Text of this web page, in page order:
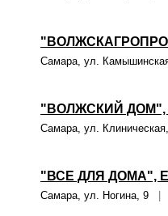
Самара, ул.
"ВОЛЖСКИЙ ДОМ",
Самара, ул.
"ВСЕ ДЛЯ ДОМА",
Самара, ул. Ногина, 9